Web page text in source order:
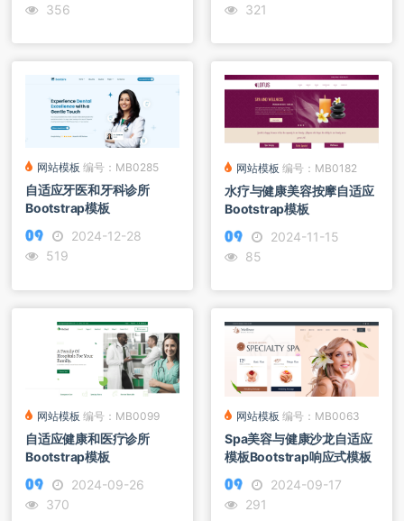
356
321
网站模板 编号：MB0285
自适应牙医和牙科诊所
Bootstrap模板
2024-12-28
519
网站模板 编号：MB0182
水疗与健康美容按摩自适应
Bootstrap模板
2024-11-15
85
网站模板 编号：MB0099
自适应健康和医疗诊所
Bootstrap模板
2024-09-26
370
网站模板 编号：MB0063
Spa美容与健康沙龙自适应
模板Bootstrap响应式模板
2024-09-17
291